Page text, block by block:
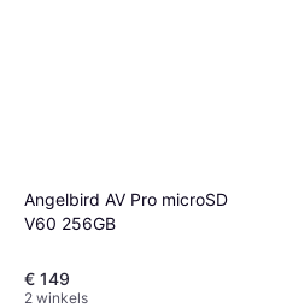
Angelbird AV Pro microSD
V60 256GB
€ 149
2 winkels